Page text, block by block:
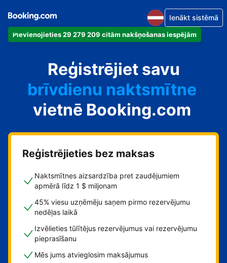
Pievienojieties 29 279 209 citām nakšņošanas iespējām
Ienākt sistēmā
Reģistrējiet savu
dzīvokli
viesnīcu
brīvdienu naktsmītne
viesu namu
pansiju
vietnē Booking.com
Reģistrējieties bez maksas
Naktsmītnes aizsardzība pret zaudējumiem
apmērā līdz 1 $ miljonam
45% viesu uzņēmēju saņem pirmo rezervējumu
nedēļas laikā
Izvēlieties tūlītējus rezervējumus vai rezervējumu
pieprasīšanu
Mēs jums atvieglosim maksājumus